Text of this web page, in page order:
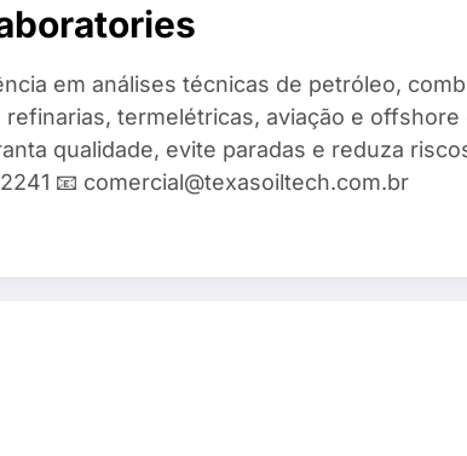
em análises técnicas de petróleo,
termelétricas, aviação e
qualidade, evite paradas e reduza
📧 comercial@texasoiltech.com.br